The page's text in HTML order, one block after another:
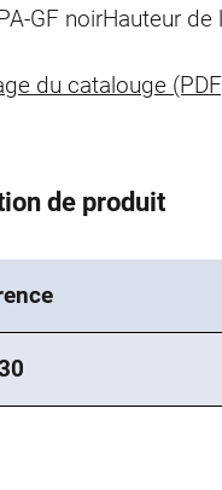
GF noirHauteur de
du catalouge
de produit